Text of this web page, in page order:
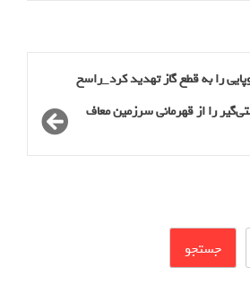
را به قطع گاز تهدید کرد_راسخ
کشتی ۳ کشتی‌گیر را از قهرمانی سرزمین معاف
جستجو